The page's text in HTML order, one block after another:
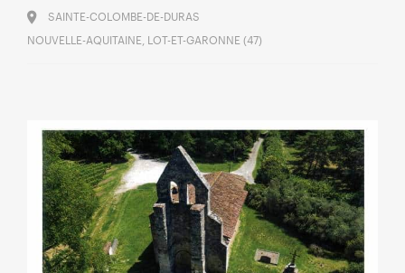
SAINTE-COLOMBE-DE-DURAS
NOUVELLE-AQUITAINE, LOT-ET-GARONNE (47)